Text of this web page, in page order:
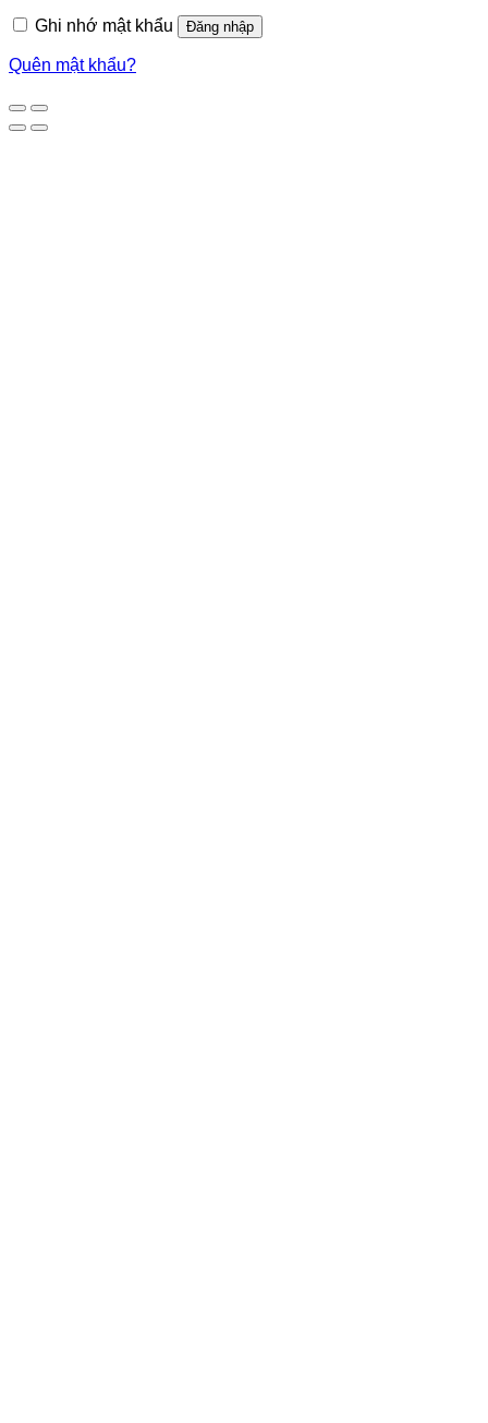
Ghi nhớ mật khẩu Đăng nhập
Quên mật khẩu?